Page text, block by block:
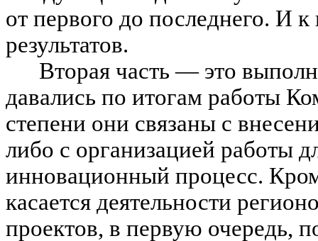
от первого до последнего. И
результатов.
Вторая часть — это
давались по итогам работы
степени они связаны с
либо с организацией работы
инновационный процесс.
касается деятельности
проектов, в первую очередь,